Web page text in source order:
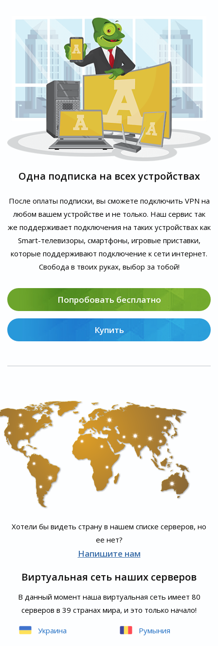
Одна подписка на всех устройствах
После оплаты подписки, вы сможете подключить VPN на
любом вашем устройстве и не только. Наш сервис так
же поддерживает подключения на таких устройствах как
Smart-телевизоры, смартфоны, игровые приставки,
которые поддерживают подключение к сети интернет.
Свобода в твоих руках, выбор за тобой!
Попробовать бесплатно
Купить
Хотели бы видеть страну в нашем списке серверов, но
ее нет?
Напишите нам
Виртуальная сеть наших серверов
В данный момент наша виртуальная сеть имеет 80
серверов в 39 странах мира, и это только начало!
Украина Румыния